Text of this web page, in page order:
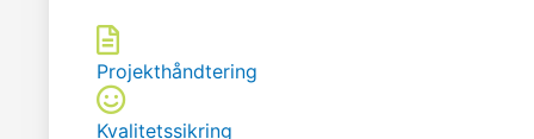
Projekthåndtering
Kvalitetssikring